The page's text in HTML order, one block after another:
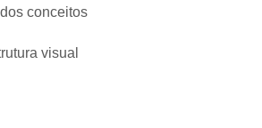
conceitos
visual